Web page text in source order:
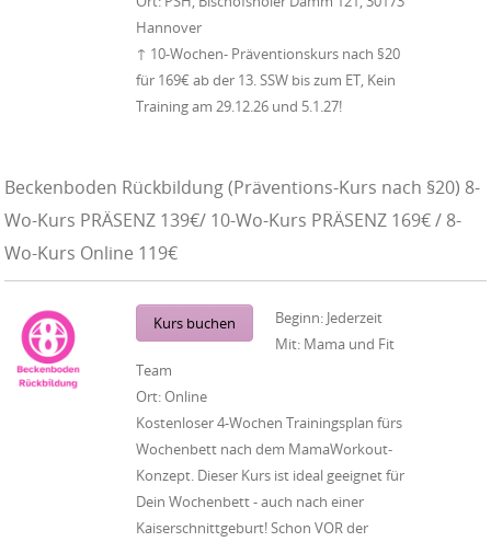
Hannover
↑ 10-Wochen- Präventionskurs nach §20
für 169€ ab der 13. SSW bis zum ET, Kein
Training am 29.12.26 und 5.1.27!
Beckenboden Rückbildung (Präventions-Kurs nach §20) 8-
Wo-Kurs PRÄSENZ 139€/ 10-Wo-Kurs PRÄSENZ 169€ / 8-
Wo-Kurs Online 119€
Kurs buchen Beginn: Jederzeit
Mit: Mama und Fit
Team
Ort:Online
Kostenloser 4-Wochen Trainingsplan fürs
Wochenbett nach dem MamaWorkout-
Konzept. Dieser Kurs ist ideal geeignet für
Dein Wochenbett - auch nach einer
Kaiserschnittgeburt! Schon VOR der